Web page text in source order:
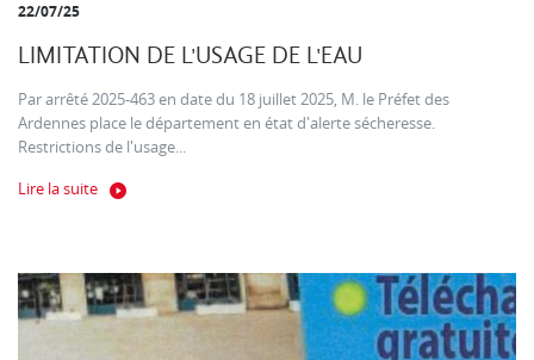
22/07/25
LIMITATION DE L'USAGE DE L'EAU
Par arrêté 2025-463 en date du 18 juillet 2025, M. le Préfet des
Ardennes place le département en état d'alerte sécheresse.
Restrictions de l'usage...
Lire la suite